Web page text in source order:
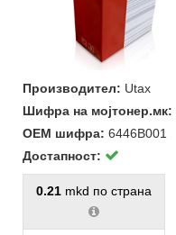
Производител: Utax
Шифра на мојтонер.мк:
ОЕМ шифра: 6446B001
Достапност:
0.21 mkd по страна